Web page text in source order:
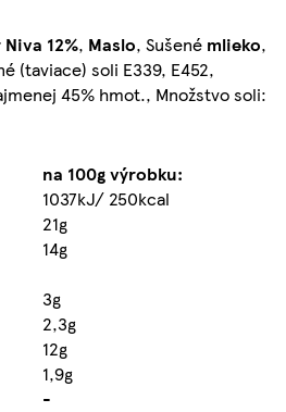
Niva 12%, Maslo, Sušené mlieko,
(taviace) soli E339, E452,
45% hmot., Množstvo soli:
na 100g výrobku:
1037kJ/ 250kcal
21g
14g
3g
2,3g
12g
1,9g
-